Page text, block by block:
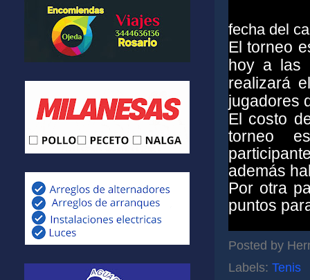
fecha del
El torneo
hoy a las
realizará
jugadores
El costo
torneo
además
Por otra
puntos
Posted by
Labels: Tenis